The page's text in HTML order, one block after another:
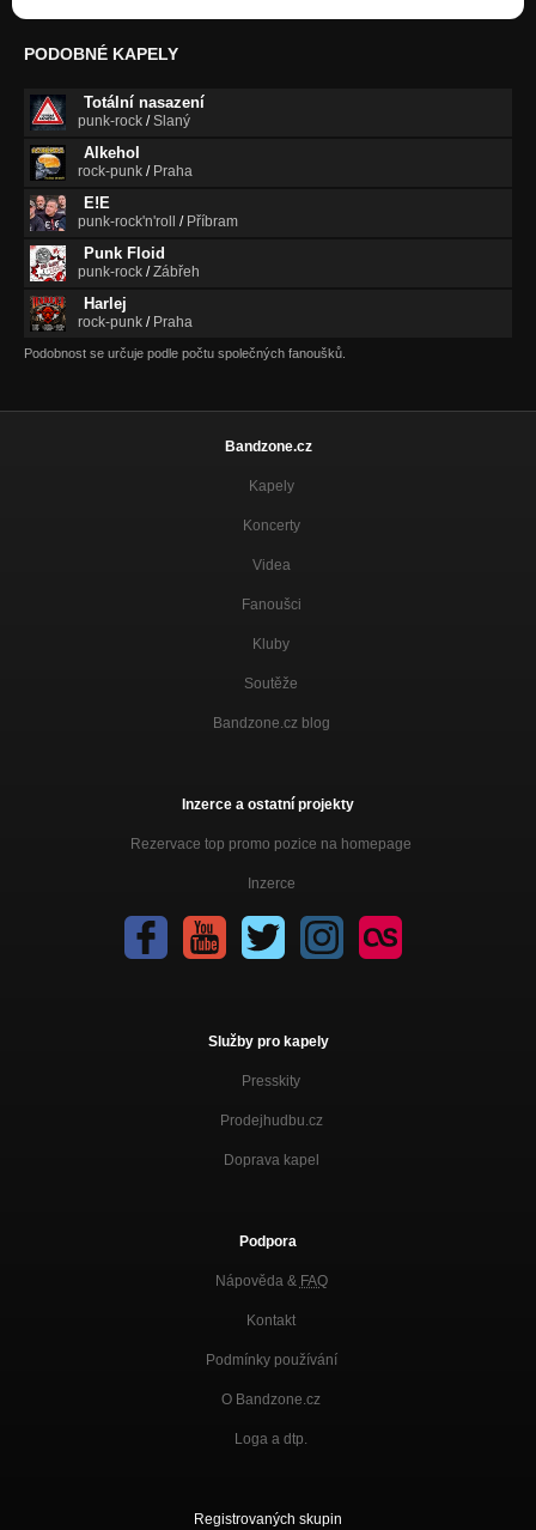
Já mám starou z bordelu
Nezařazeno
Nezařazeno
Bodač z Dukovan
Nezařazeno
PODOBNÉ KAPELY
Totální nasazení
punk-rock /Slaný
Alkehol
rock-punk / Praha
E!E
punk-rock'n'roll / Příbram
Punk Floid
punk-rock /Zábřeh
Harlej
rock-punk / Praha
Podobnost se určuje podle počtu společných fanoušků.
Bandzone.cz
Kapely
Koncerty
Videa
Fanoušci
Kluby
Soutěže
Bandzone.cz blog
Inzerce a ostatní projekty
Rezervace top promo pozice na homepage
Inzerce
Služby pro kapely
Presskity
Prodejhudbu.cz
Doprava kapel
Podpora
Nápověda & FAQ
Kontakt
Podmínky používání
O Bandzone.cz
Loga a dtp.
Registrovaných skupin